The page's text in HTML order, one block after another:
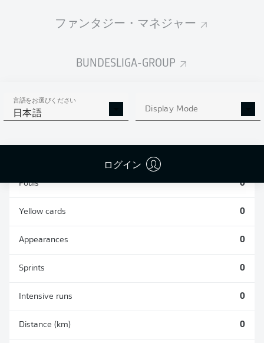
ファンタジー・マネジャー
BUNDESLIGA-GROUP
言語をお選びください
日本語 Display Mode
ログイン
統計 シーズン 2024/2025
TACKLES WON
Fouls 0
Yellow cards 0
Appearances 0
Sprints 0
Intensive runs 0
Distance (km) 0